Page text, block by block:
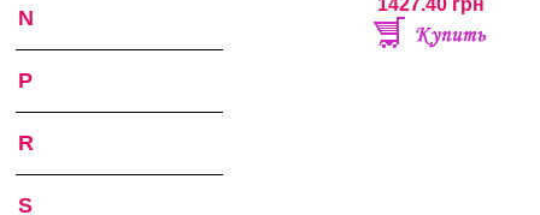
N
P
R
S
1427.40грн